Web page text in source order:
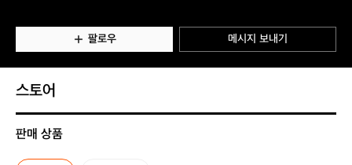
8
4
9
팔로우 메시지 보내기
스토어
판매 상품